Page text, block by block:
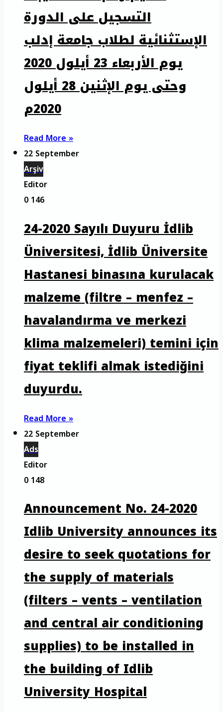
التسجيل على الدورة
الإستثنائية لطلاب جامعة إدلب
يوم الأربعاء 23 أيلول 2020
وحتى يوم الإثنين 28 أيلول
2020م
Read More »
22 September
Arşiv
Editor
0146
24-2020 Sayılı Duyuru İdlib
Üniversitesi, İdlib Üniversite
Hastanesi binasına kurulacak
malzeme (filtre – menfez –
havalandırma ve merkezi
klima malzemeleri) temini için
fiyat teklifi almak istediğini
duyurdu.
Read More »
22 September
Ads
Editor
0148
Announcement No. 24-2020
Idlib University announces its
desire to seek quotations for
the supply of materials
(filters – vents – ventilation
and central air conditioning
supplies) to be installed in
the building of Idlib
University Hospital